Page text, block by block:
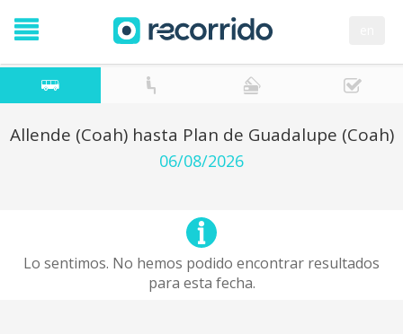
Allende (Coah) hasta Plan de Guadalupe (Coah)
06/08/2026
Lo sentimos. No hemos podido encontrar resultados
para esta fecha.